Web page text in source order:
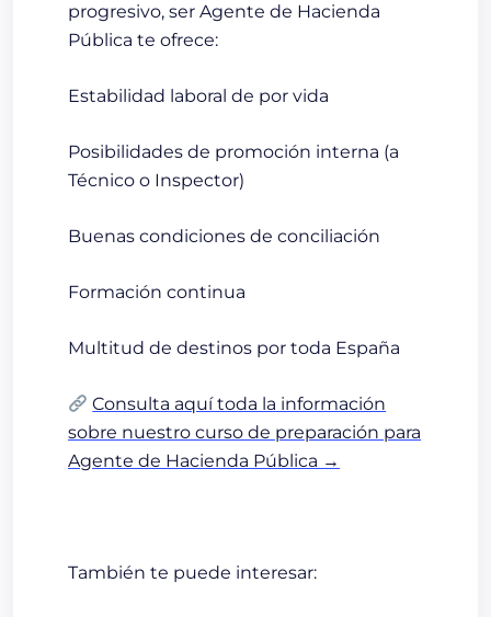
progresivo, ser Agente de Hacienda
Pública te ofrece:
Estabilidad laboral de por vida
Posibilidades de promoción interna (a
Técnico o Inspector)
Buenas condiciones de conciliación
Formación continua
Multitud de destinos por toda España
Consulta aquí toda la información
sobre nuestro curso de preparación para
Agente de Hacienda Pública →
También te puede interesar: